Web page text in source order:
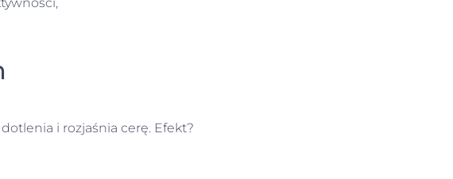
i rozjaśnia cerę. Efekt?